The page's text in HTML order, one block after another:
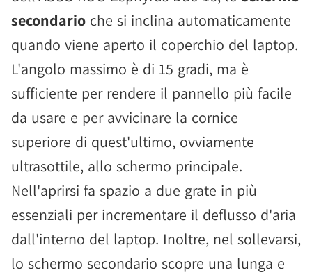
secondario che si inclina automaticamente
quando viene aperto il coperchio del laptop.
L'angolo massimo è di 15 gradi, ma è
sufficiente per rendere il pannello più facile
da usare e per avvicinare la cornice
superiore di quest'ultimo, ovviamente
ultrasottile, allo schermo principale.
Nell'aprirsi fa spazio a due grate in più
essenziali per incrementare il deflusso d'aria
dall'interno del laptop. Inoltre, nel sollevarsi,
lo schermo secondario scopre una lunga e